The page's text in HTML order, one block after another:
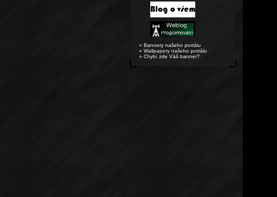
» Bannery našeho portálu
» Wallpapery našeho portálu
» Chybí zde Váš banner?